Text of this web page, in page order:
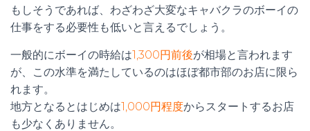
もしそうであれば、わざわざ大変なキャバクラのボーイの
仕事をする必要性も低いと言えるでしょう。
一般的にボーイの時給は1,300円前後が相場と言われます
が、この水準を満たしているのはほぼ都市部のお店に限ら
れます。
地方となるとはじめは1,000円程度からスタートするお店
も少なくありません。